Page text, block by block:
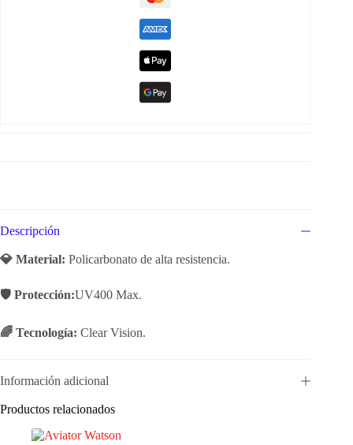
Descripción
💎 Material: Policarbonato de alta resistencia.
🛡️ Protección:UV400 Max.
🌈 Tecnología: Clear Vision.
Información adicional
Productos relacionados